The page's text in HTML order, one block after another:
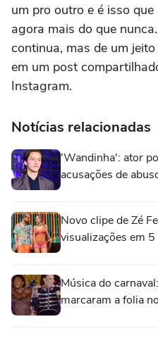
um pro outro e é isso
agora mais do que
continua, mas de um
em um post
Instagram.
Notícias relacionadas
'Wandinha': ator
acusações de
Novo clipe de Zé
visualizações em 5
Música do
marcaram a folia